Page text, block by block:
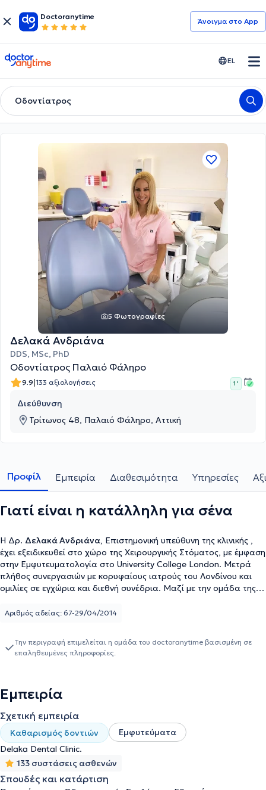
Doctoranytime
Άνοιγμα στο App
doctoranytime EL
Οδοντίατρος
5 Φωτογραφίες
Δελακά Ανδριάνα
DDS, MSc, PhD
Οδοντίατρος Παλαιό Φάληρο
9.9|133 αξιολογήσεις 1 '
Διεύθυνση
Τρίτωνος 48, Παλαιό Φάληρο, Αττική
Προφίλ Εμπειρία Διαθεσιμότητα Υπηρεσίες
Γιατί είναι η κατάλληλη για σένα
Η Δρ. Δελακά Ανδριάνα, Επιστημονική υπεύθυνη της κλινικής ,
έχει εξειδικευθεί στο χώρο της Χειρουργικής Στόματος, με έμφαση
στην Εμφυτευματολογία στο University College London. Μετρά
πλήθος συνεργασιών με κορυφαίους ιατρούς του Λονδίνου και
ομιλίες σε εγχώρια και διεθνή συνέδρια. Μαζί με την ομάδα της
και πλήρως εξοπλισμένη κλινική σε ένα ζεστό και μοντέρνο χώρο.
Χειρουργική Στόματος, Λεύκανση με laser, Ενδοφλέβια
Καταστολή (μέθη) για Αγχώδεις Διαταραχές. Η λήψη πλήρους
τη διενέργεια της κάθε οδοντιατρικής θεραπείας. Οι επεμβάσεις
στο πλήρως εξοπλισμένο ιατρείο. Το ιατρείο διαθέτει επιπλέον
ψηφιακό ακτινογραφικό μηχάνημα με την ελάχιστη δυνατή
αντινοβολία και Πιεζοτόμο τελευταίας τεχνολογίας, με σκοπό το
μικρότερο μετεγχειρητικό τραύμα και την ταχύτερη επούλωση. Η
τήρηση των κανόνων αποστείρωσης και απολύμανσης των
μηχανημάτων, των εργαλείων και του χώρου είναι αυστηρή.
Αριθμός αδείας: 67-29/04/2014
Την περιγραφή επιμελείται η ομάδα του doctoranytime βασισμένη σε
επαληθευμένες πληροφορίες.
Εμπειρία
Σχετική εμπειρία
Καθαρισμός δοντιών
Εμφυτεύματα
Delaka Dental Clinic.
133 συστάσεις ασθενών
Σπουδές και κατάρτιση